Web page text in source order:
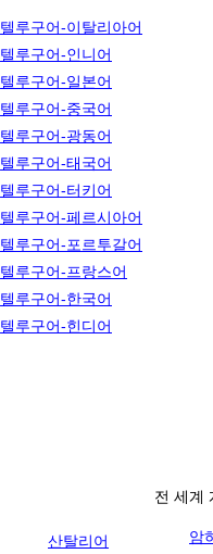
텔루구어-이탈리아어
텔루구어-인니어
텔루구어-일본어
텔루구어-중국어
텔루구어-광동어
텔루구어-태국어
텔루구어-터키어
텔루구어-페르시아어
텔루구어-포르투갈어
텔루구어-프랑스어
텔루구어-한국어
텔루구어-힌디어
전 세계
산탈리어
암